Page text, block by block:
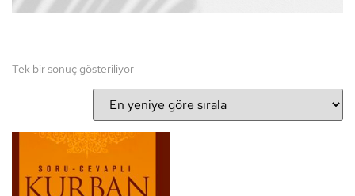
Tek bir sonuç gösteriliyor